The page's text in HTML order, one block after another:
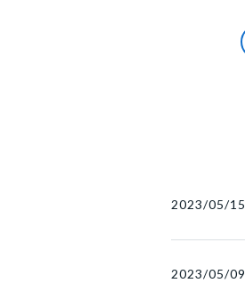
2023/05/15
2023/05/09